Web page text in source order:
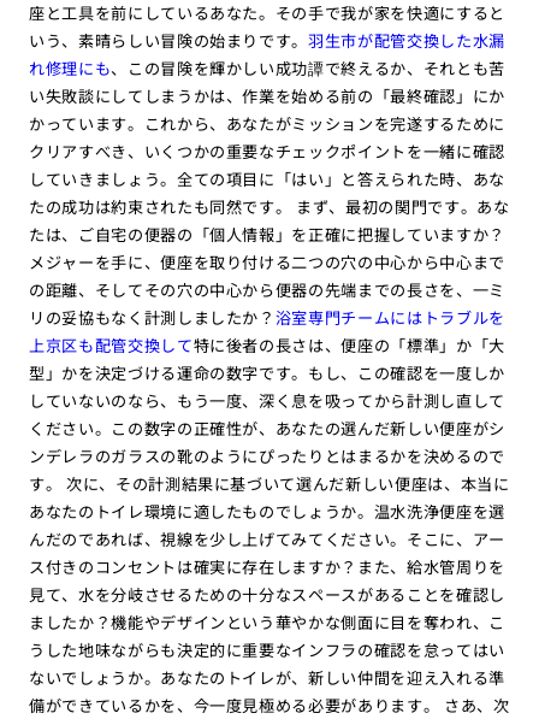
座と工具を前にしているあなた。その手で我が家を快適にすると
いう、素晴らしい冒険の始まりです。羽生市が配管交換した水漏
れ修理にも、この冒険を輝かしい成功譚で終えるか、それとも苦
い失敗談にしてしまうかは、作業を始める前の「最終確認」にか
かっています。これから、あなたがミッションを完遂するために
クリアすべき、いくつかの重要なチェックポイントを一緒に確認
していきましょう。全ての項目に「はい」と答えられた時、あな
たの成功は約束されたも同然です。 まず、最初の関門です。あな
たは、ご自宅の便器の「個人情報」を正確に把握していますか？
メジャーを手に、便座を取り付ける二つの穴の中心から中心まで
の距離、そしてその穴の中心から便器の先端までの長さを、一ミ
リの妥協もなく計測しましたか？ 浴室専門チームにはトラブルを
上京区も配管交換して特に後者の長さは、便座の「標準」か「大
型」かを決定づける運命の数字です。もし、この確認を一度しか
していないのなら、もう一度、深く息を吸ってから計測し直して
ください。この数字の正確性が、あなたの選んだ新しい便座がシ
ンデレラのガラスの靴のようにぴったりとはまるかを決めるので
す。 次に、その計測結果に基づいて選んだ新しい便座は、本当に
あなたのトイレ環境に適したものでしょうか。温水洗浄便座を選
んだのであれば、視線を少し上げてみてください。そこに、アー
ス付きのコンセントは確実に存在しますか？また、給水管周りを
見て、水を分岐させるための十分なスペースがあることを確認し
ましたか？機能やデザインという華やかな側面に目を奪われ、こ
うした地味ながらも決定的に重要なインフラの確認を怠ってはい
ないでしょうか。あなたのトイレが、新しい仲間を迎え入れる準
備ができているかを、今一度見極める必要があります。 さあ、次